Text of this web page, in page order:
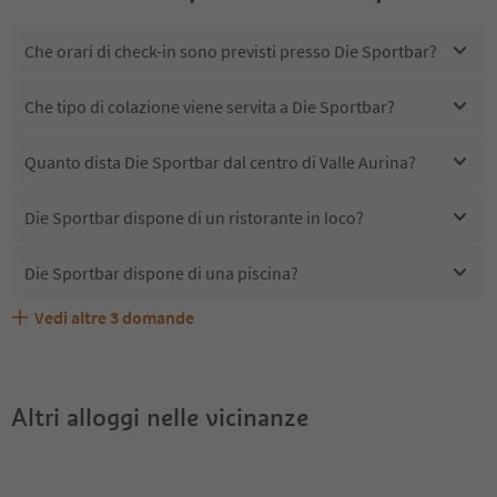
Che orari di check-in sono previsti presso Die Sportbar?
Che tipo di colazione viene servita a Die Sportbar?
Quanto dista Die Sportbar dal centro di Valle Aurina?
Die Sportbar dispone di un ristorante in loco?
Die Sportbar dispone di una piscina?
Die Sportbar accetta animali domestici?
Quali servizi/attività sono disponibili presso Die
Gli ospiti di Die Sportbar ricevono l'Alto Adige Guest
Vedi altre 3 domande
Altri alloggi nelle vicinanze